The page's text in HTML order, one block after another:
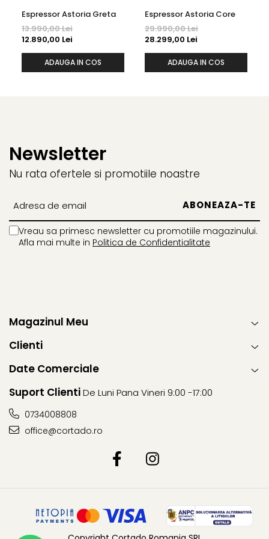
Espressor Astoria Greta
13.990,00 Lei
12.890,00 Lei
ADAUGA IN COS
Espressor Astoria Core
29.990,00 Lei
28.299,00 Lei
ADAUGA IN COS
Newsletter
Nu rata ofertele si promotiile noastre
Vreau sa primesc newsletter cu promotiile magazinului.
Afla mai multe in Politica de Confidentialitate
Magazinul Meu
Clienti
Date Comerciale
Suport ClientiDe Luni Pana Vineri 9:00 -17:00
0734008808
office@cortado.ro